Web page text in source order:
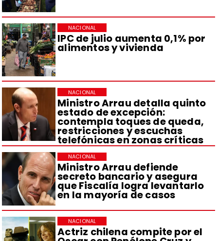
IPC de julio aumenta 0,1% por
alimentos y vivienda
NACIONAL
Ministro Arrau detalla quinto
estado de excepción:
contempla toques de queda,
restricciones y escuchas
telefónicas en zonas críticas
NACIONAL
Ministro Arrau defiende
secreto bancario y asegura
que Fiscalía logra levantarlo
en la mayoría de casos
NACIONAL
Actriz chilena compite por el
NACIONAL